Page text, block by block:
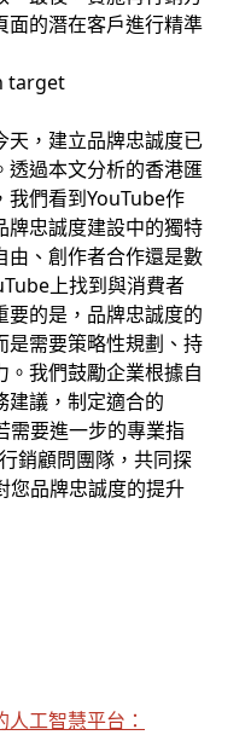
面的潛在客戶進行精準
天，建立品牌忠誠度已
透過本文分析的香港匯
我們看到YouTube作
牌忠誠度建設中的獨特
、創作者合作還是數
上找到與消費者
要的是，品牌忠誠度的
是需要策略性規劃、持
我們鼓勵企業根據自
建議，制定適合的
需要進一步的專業指
銷顧問團隊，共同探
您品牌忠誠度的提升
工智慧平台：